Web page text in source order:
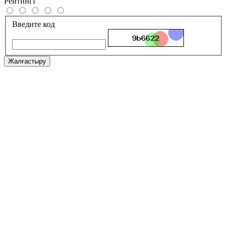
Введите код
Жалғастыру